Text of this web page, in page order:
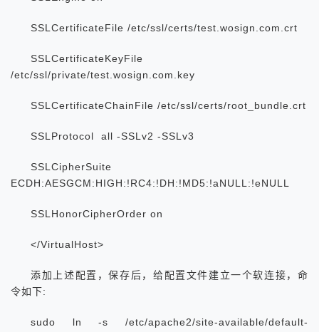
SSLCertificateFile /etc/ssl/certs/test.wosign.com.crt
SSLCertificateKeyFile
/etc/ssl/private/test.wosign.com.key
SSLCertificateChainFile /etc/ssl/certs/root_bundle.crt
SSLProtocol all -SSLv2 -SSLv3
SSLCipherSuite
ECDH:AESGCM:HIGH:!RC4:!DH:!MD5:!aNULL:!eNULL
SSLHonorCipherOrder on
</VirtualHost>
添加上述配置，保存后，给配置文件建立一个软连接，命
令如下:
sudo ln -s /etc/apache2/site-available/default-